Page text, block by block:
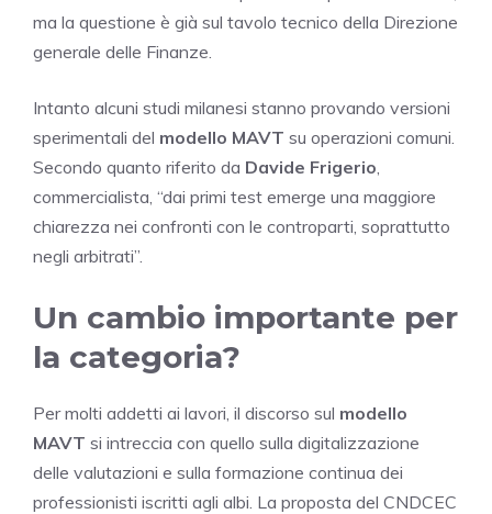
ma la questione è già sul tavolo tecnico della Direzione
generale delle Finanze.
Intanto alcuni studi milanesi stanno provando versioni
sperimentali del modello MAVT su operazioni comuni.
Secondo quanto riferito da Davide Frigerio
commercialista, “dai primi test emerge una maggiore
chiarezza nei confronti con le controparti, soprattutto
negli arbitrati”.
Un cambio importante per
la categoria?
Per molti addetti ai lavori, il discorso sul modello
MAVT si intreccia con quello sulla digitalizzazione
delle valutazioni e sulla formazione continua dei
professionisti iscritti agli albi. La proposta del CNDCEC